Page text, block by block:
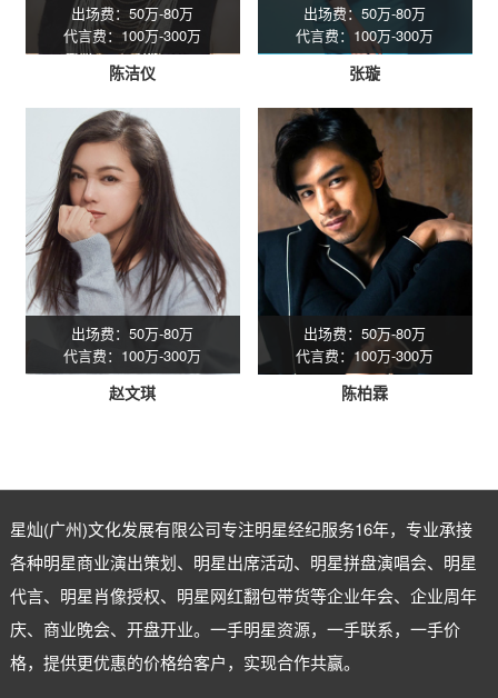
出场费：50万-80万
代言费：100万-300万
陈洁仪
出场费：50万-80万
代言费：100万-300万
张璇
出场费：50万-80万
代言费：100万-300万
赵文琪
出场费：50万-80万
代言费：100万-300万
陈柏霖
星灿(广州)文化发展有限公司专注明星经纪服务16年，专业承接
各种明星商业演出策划、明星出席活动、明星拼盘演唱会、明星
代言、明星肖像授权、明星网红翻包带货等企业年会、企业周年
庆、商业晚会、开盘开业。一手明星资源，一手联系，一手价
格，提供更优惠的价格给客户，实现合作共赢。